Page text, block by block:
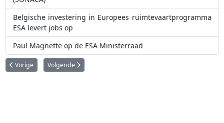
Belgische investering in Europees ruimtevaartprogramma
ESA levert jobs op
Paul Magnette op de ESA Ministerraad
Vorig artikel: België belooft 1,1 miljard euro aan ESA nu het Europese
Vorige Volgende artikel: Hoeveel draagt België jaarlijks bij aan de
Volgende